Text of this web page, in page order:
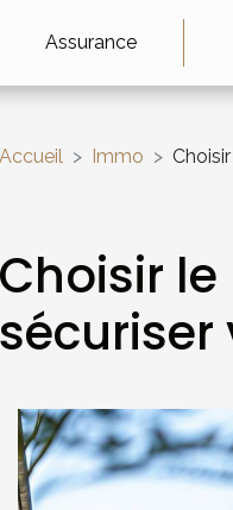
Assurance
Accueil Immo
Choisir